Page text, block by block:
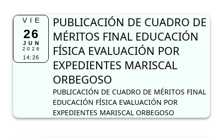
VIE
26
JUN
2026
14:26
PUBLICACIÓN DE CUADRO DE
MÉRITOS FINAL EDUCACIÓN
FÍSICA EVALUACIÓN POR
EXPEDIENTES MARISCAL
ORBEGOSO
PUBLICACIÓN DE CUADRO DE MÉRITOS FINAL
EDUCACIÓN FÍSICA EVALUACIÓN POR
EXPEDIENTES MARISCAL ORBEGOSO